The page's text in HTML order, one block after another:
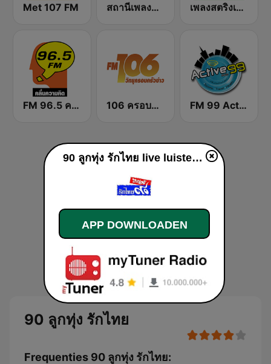
Met 107 FM สถานีเพลงสตริง Request Radio เพลงสตริงเก่า Eingdoi Radio
FM 96.5 คลื่นความคิด Thinking Radio 106 ครอบครัวข่าว FM 99 Active Radio
90 ลูกทุ่ง รักไทย
Frequenties 90 ลูกทุ่ง รักไทย:
90 ลูกทุ่ง รักไทย live luisteren
APP DOWNLOADEN